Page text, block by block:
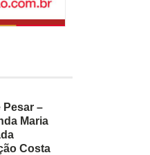
Pesar –
Maria
Costa